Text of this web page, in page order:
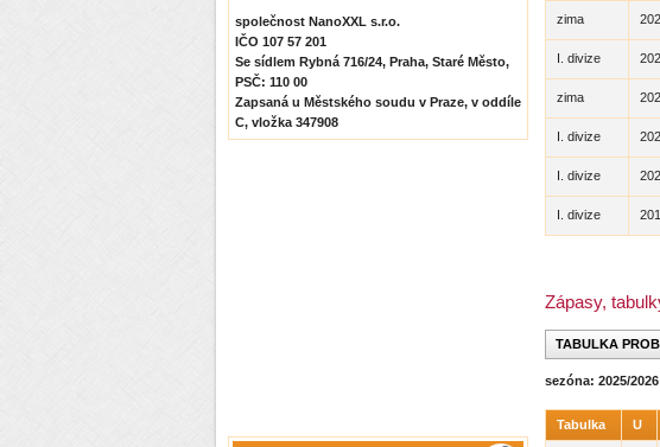
společnost NanoXXL s.r.o.
IČO 107 57 201
Se sídlem Rybná 716/24, Praha, Staré Město,
PSČ: 110 00
Zapsaná u Městského soudu v Praze, v oddíle
C, vložka 347908
zima
I. divize
zima
I. divize
I. divize
I. divize
Zápasy,
TABULKA
sezóna: 2025/
Tabulka U